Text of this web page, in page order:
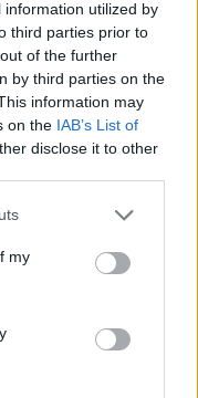
utilized by
third parties prior to
of the further
by third parties on the
information may
on the IAB’s List of
disclose it to other
my